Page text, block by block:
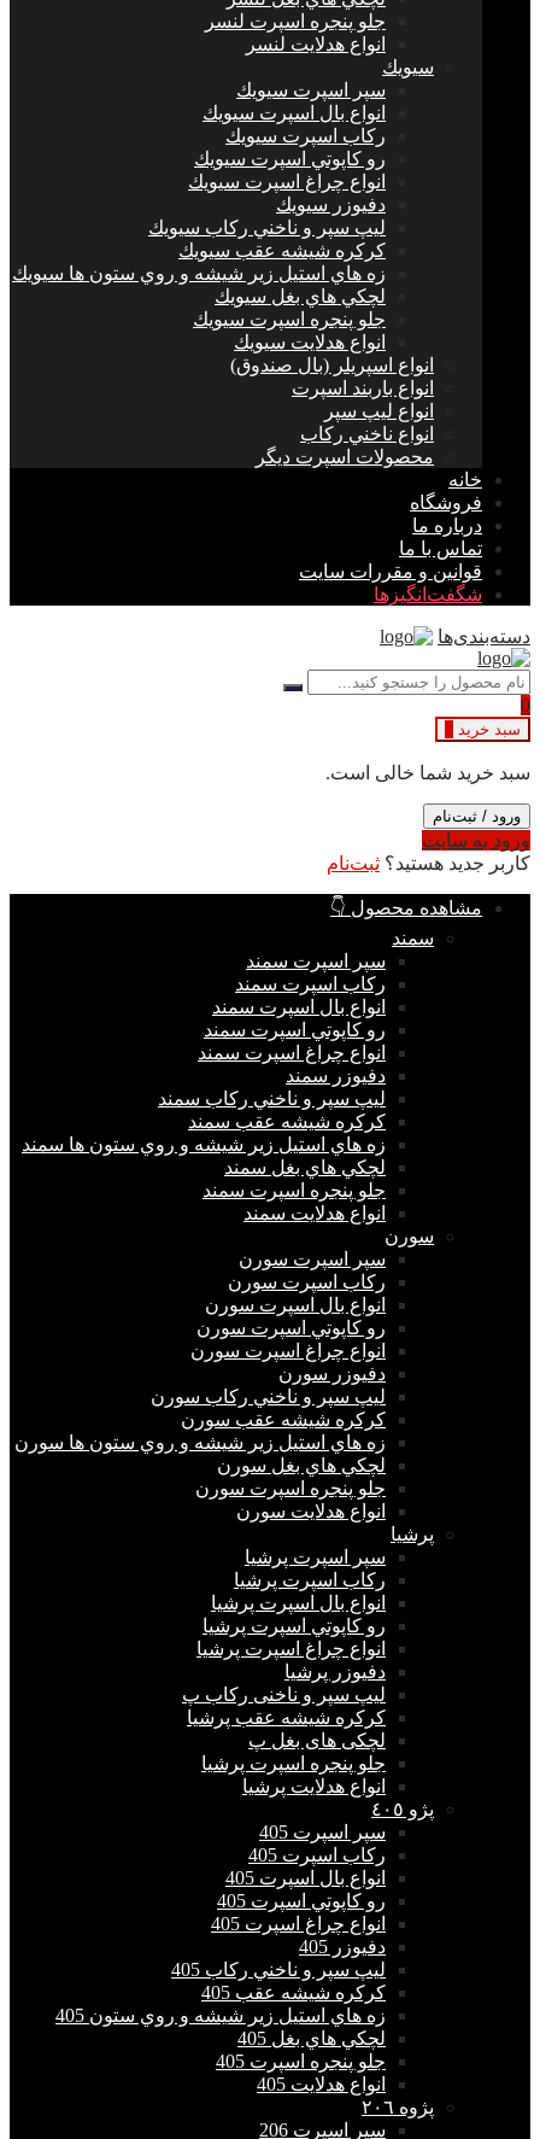
جلو پنجره اسپرت لنسر
انواع هدلايت لنسر
سيويك
سپر اسپرت سيويك
انواع بال اسپرت سيويك
ركاب اسپرت سيويك
رو كاپوتي اسپرت سيويك
انواع چراغ اسپرت سيويك
دفيوزر سيويك
ليپ سپر و ناخني ركاب سيويك
كركره شيشه عقب سيويك
زه هاي استيل زير شيشه و روي ستون ها سيويك
لچكي هاي بغل سيويك
جلو پنجره اسپرت سيويك
انواع هدلايت سيويك
انواع اسپريلر (بال صندوق)
انواع باربند اسپرت
انواع ليپ سپر
انواع ناخني ركاب
محصولات اسپرت ديگر
خانه
فروشگاه
درباره ما
تماس با ما
قوانین و مقررات سایت
شگفت‌انگیزها
دسته‌بندی‌ها
0
سبد خرید
سبد خرید شما خالی است.
ورود / ثبت‌نام
ورود به سایت
کاربر جدید هستید؟ ثبت‌نام
مشاهده محصول 👇
سمند
سپر اسپرت سمند
ركاب اسپرت سمند
انواع بال اسپرت سمند
رو كاپوتي اسپرت سمند
انواع چراغ اسپرت سمند
دفيوزر سمند
ليپ سپر و ناخني ركاب سمند
كركره شيشه عقب سمند
زه هاي استيل زير شيشه و روي ستون ها سمند
لچكي هاي بغل سمند
جلو پنجره اسپرت سمند
انواع هدلايت سمند
سورن
سپر اسپرت سورن
ركاب اسپرت سورن
انواع بال اسپرت سورن
رو كاپوتي اسپرت سورن
انواع چراغ اسپرت سورن
دفيوزر سورن
ليپ سپر و ناخني ركاب سورن
كركره شيشه عقب سورن
زه هاي استيل زير شيشه و روي ستون ها سورن
لچكي هاي بغل سورن
جلو پنجره اسپرت سورن
انواع هدلايت سورن
پرشيا
سپر اسپرت پرشیا
ركاب اسپرت پرشیا
انواع بال اسپرت پرشیا
رو كاپوتي اسپرت پرشیا
انواع چراغ اسپرت پرشیا
دفيوزر پرشیا
لیپ سپر و ناخنی رکاب پ
كركره شيشه عقب پرشیا
لچکی های بغل پ
جلو پنجره اسپرت پرشیا
انواع هدلايت پرشیا
پژو ٤٠٥
سپر اسپرت 405
ركاب اسپرت 405
انواع بال اسپرت 405
رو كاپوتي اسپرت 405
انواع چراغ اسپرت 405
دفيوزر 405
ليپ سپر و ناخني ركاب 405
كركره شيشه عقب 405
زه هاي استيل زير شيشه و روي ستون 405
لچكي هاي بغل 405
جلو پنجره اسپرت 405
انواع هدلايت 405
پژوه ٢٠٦
سپر اسپرت 206